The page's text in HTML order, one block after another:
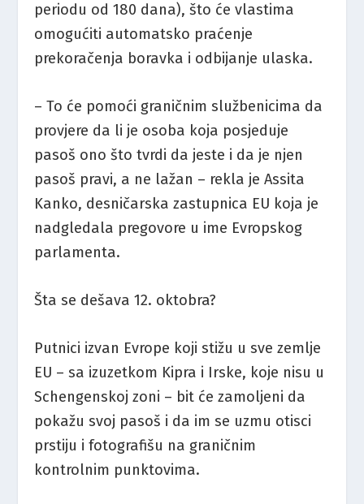
periodu od 180 dana), što će vlastima
omogućiti automatsko praćenje
prekoračenja boravka i odbijanje ulaska.
– To će pomoći graničnim službenicima da
provjere da li je osoba koja posjeduje
pasoš ono što tvrdi da jeste i da je njen
pasoš pravi, a ne lažan – rekla je Assita
Kanko, desničarska zastupnica EU koja je
nadgledala pregovore u ime Evropskog
parlamenta.
Šta se dešava 12. oktobra?
Putnici izvan Evrope koji stižu u sve zemlje
EU – sa izuzetkom Kipra i Irske, koje nisu u
Schengenskoj zoni – bit će zamoljeni da
pokažu svoj pasoš i da im se uzmu otisci
prstiju i fotografišu na graničnim
kontrolnim punktovima.